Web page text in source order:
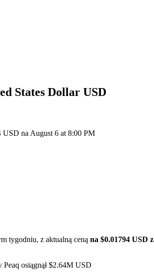
zabezpieczenie
States Dollar USD
na August 6 at 8:00 PM
tygodniu, z aktualną ceną na $0.01794 USD
osiągnął $2.64M USD